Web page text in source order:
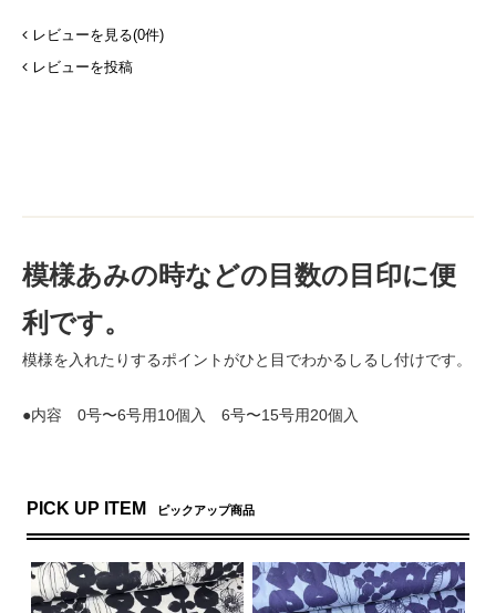
レビューを見る(0件)
レビューを投稿
模様あみの時などの目数の目印に便
利です。
模様を入れたりするポイントがひと目でわかるしるし付けです。
●内容 0号〜6号用10個入 6号〜15号用20個入
PICK UP ITEM ピックアップ商品